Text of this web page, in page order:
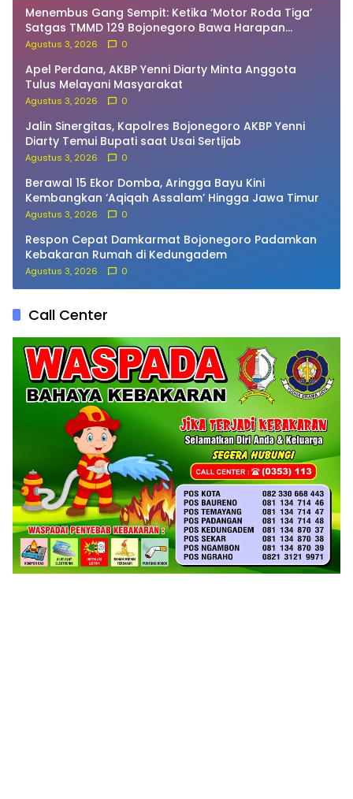
Menembus Gang Sempit: Ketika ‘Motor Roda Tiga’
Satgas TMMD 129 Bojonegoro Bawa Harapan
Rumah Layak Huni Warga Kesongo
Agustus 3, 2026 0
Apel Perdana, AKBP Yenni Diarty Minta Anggota
Tulus Melayani Masyarakat
Agustus 3, 2026 0
Jalin Sinergitas, Kapolres Bojonegoro AKBP Yenni
Diarty Temui Bupati saat Usai Sertijab
Agustus 3, 2026 0
Berawal 15 Ekor Domba, Aringga Bayu Kini
Kembangkan ‘Aqiqah Assalam’ Hingga Jawa Timur
Agustus 3, 2026 0
Respon Cepat Damkarmat Bojonegoro Padamkan
Kebakaran Rumah di Kedungadem
Agustus 3, 2026 0
Call Center